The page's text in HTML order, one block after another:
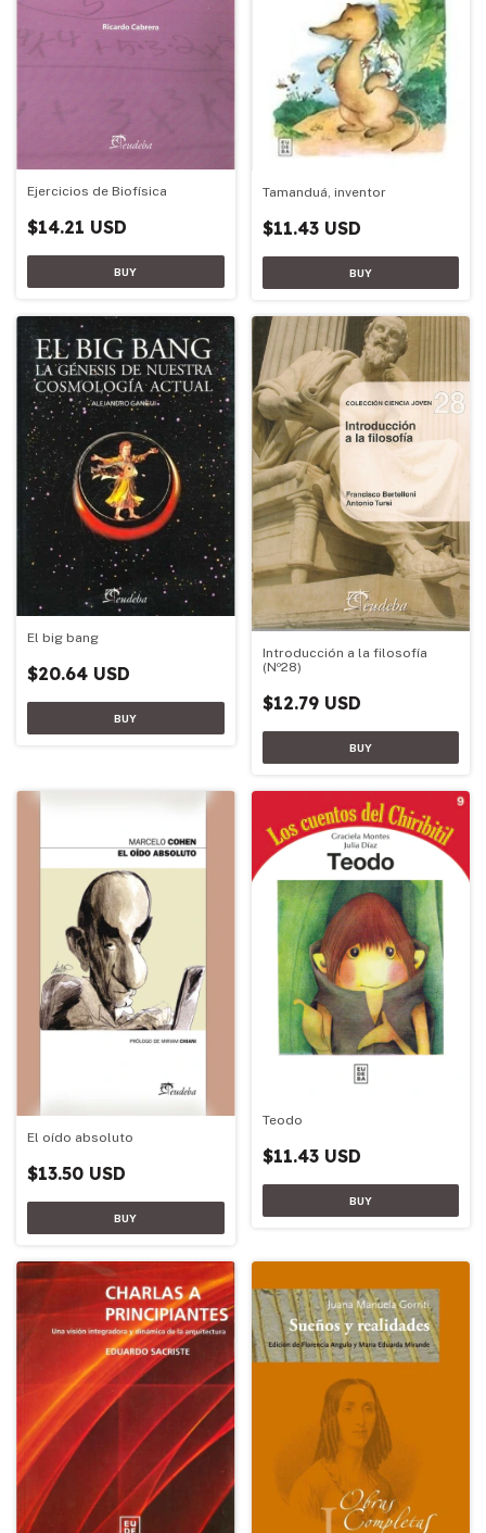
Ejercicios de Biofísica
$14.21 USD
Tamanduá, inventor
$11.43 USD
El big bang
$20.64 USD
Introducción a la filosofía
(Nº28)
$12.79 USD
El oído absoluto
$13.50 USD
Teodo
$11.43 USD